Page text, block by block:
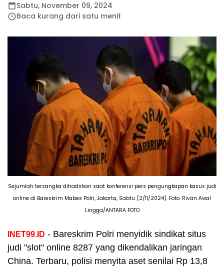
Sabtu, November 09, 2024
Baca kurang dari satu menit
Sejumlah tersangka dihadirkan saat konferensi pers pengungkapan kasus judi
online di Bareskrim Mabes Polri, Jakarta, Sabtu (2/11/2024). Foto: Rivan Awal
Lingga/ANTARA FOTO
INET99.ID - Bareskrim Polri menyidik sindikat situs
judi "slot" online 8287 yang dikendalikan jaringan
China. Terbaru, polisi menyita aset senilai Rp 13,8